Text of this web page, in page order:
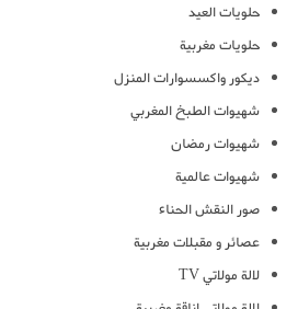
حلويات العيد
حلويات مغربية
ديكور واكسسوارات المنزل
شهيوات الطبخ المغربي
شهيوات رمضان
شهيوات عالمية
صور النقش الحناء
عصائر و مقبلات مغربية
لالة مولاتي TV